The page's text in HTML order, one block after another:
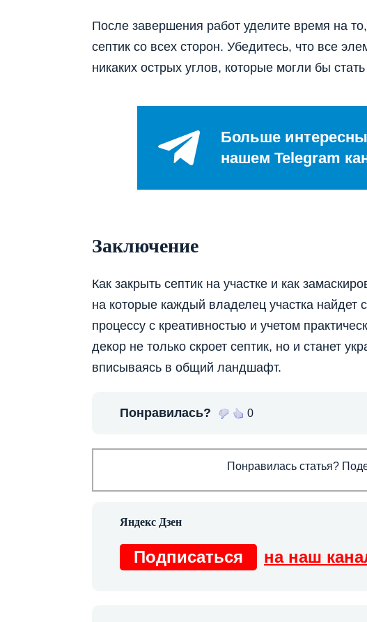
После завершения работ уделите время на
септик со всех сторон. Убедитесь, что все
никаких острых углов, которые могли бы
Больше
нашем Telegram
Заключение
Как закрыть септик на участке и как
на которые каждый владелец участка найдет
процессу с креативностью и учетом
декор не только скроет септик, но и станет
вписываясь в общий ландшафт.
Понравилась? 0
Понравилась статья?
Подписаться на наш